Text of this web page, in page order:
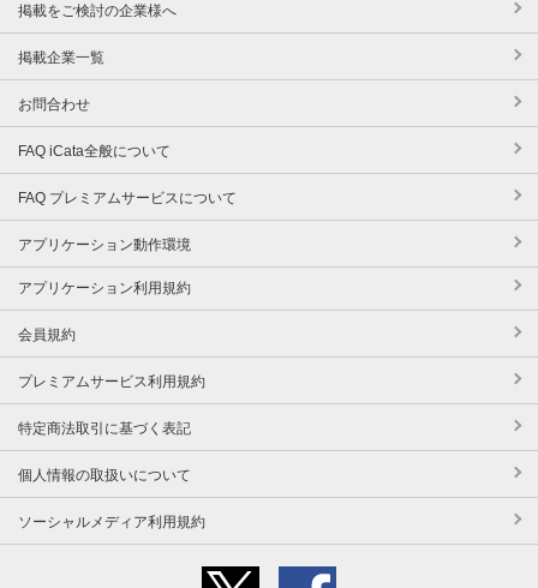
掲載をご検討の企業様へ
掲載企業一覧
お問合わせ
FAQ iCata全般について
FAQ プレミアムサービスについて
アプリケーション動作環境
アプリケーション利用規約
会員規約
プレミアムサービス利用規約
特定商法取引に基づく表記
個人情報の取扱いについて
ソーシャルメディア利用規約